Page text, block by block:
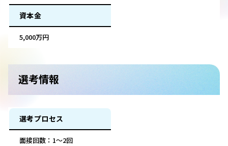
資本金
5,000万円
選考情報
選考プロセス
面接回数：1～2回